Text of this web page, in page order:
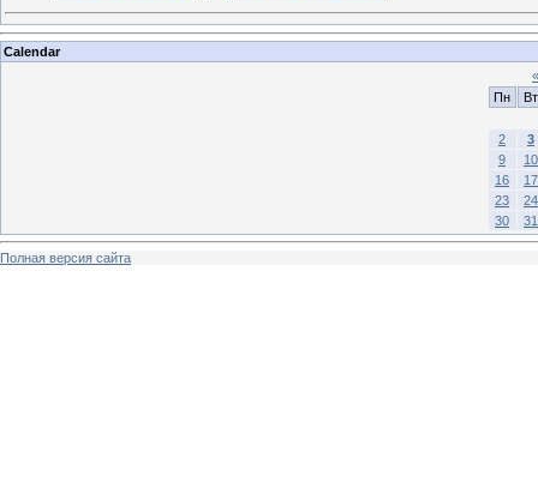
Calendar
«
Пн
Вт
2
3
9
10
16
17
23
24
30
31
Полная версия сайта